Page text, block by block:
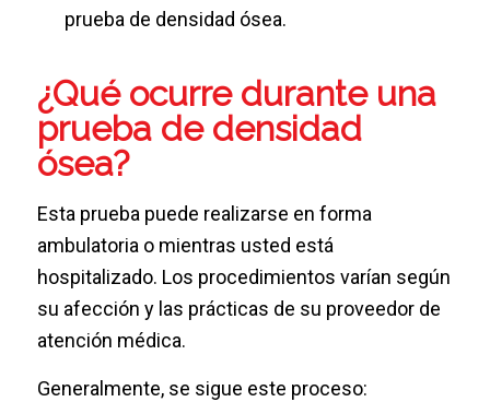
prueba de densidad ósea.
¿Qué ocurre durante una
prueba de densidad
ósea?
Esta prueba puede realizarse en forma
ambulatoria o mientras usted está
hospitalizado. Los procedimientos varían según
su afección y las prácticas de su proveedor de
atención médica.
Generalmente, se sigue este proceso: